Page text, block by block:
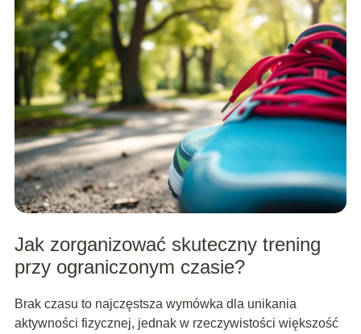
Jak zorganizować skuteczny trening
przy ograniczonym czasie?
Brak czasu to najczęstsza wymówka dla unikania
aktywności fizycznej, jednak w rzeczywistości większość